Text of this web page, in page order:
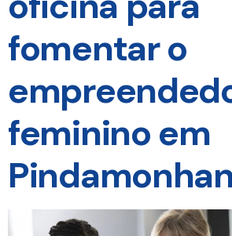
fomentar o
feminino em